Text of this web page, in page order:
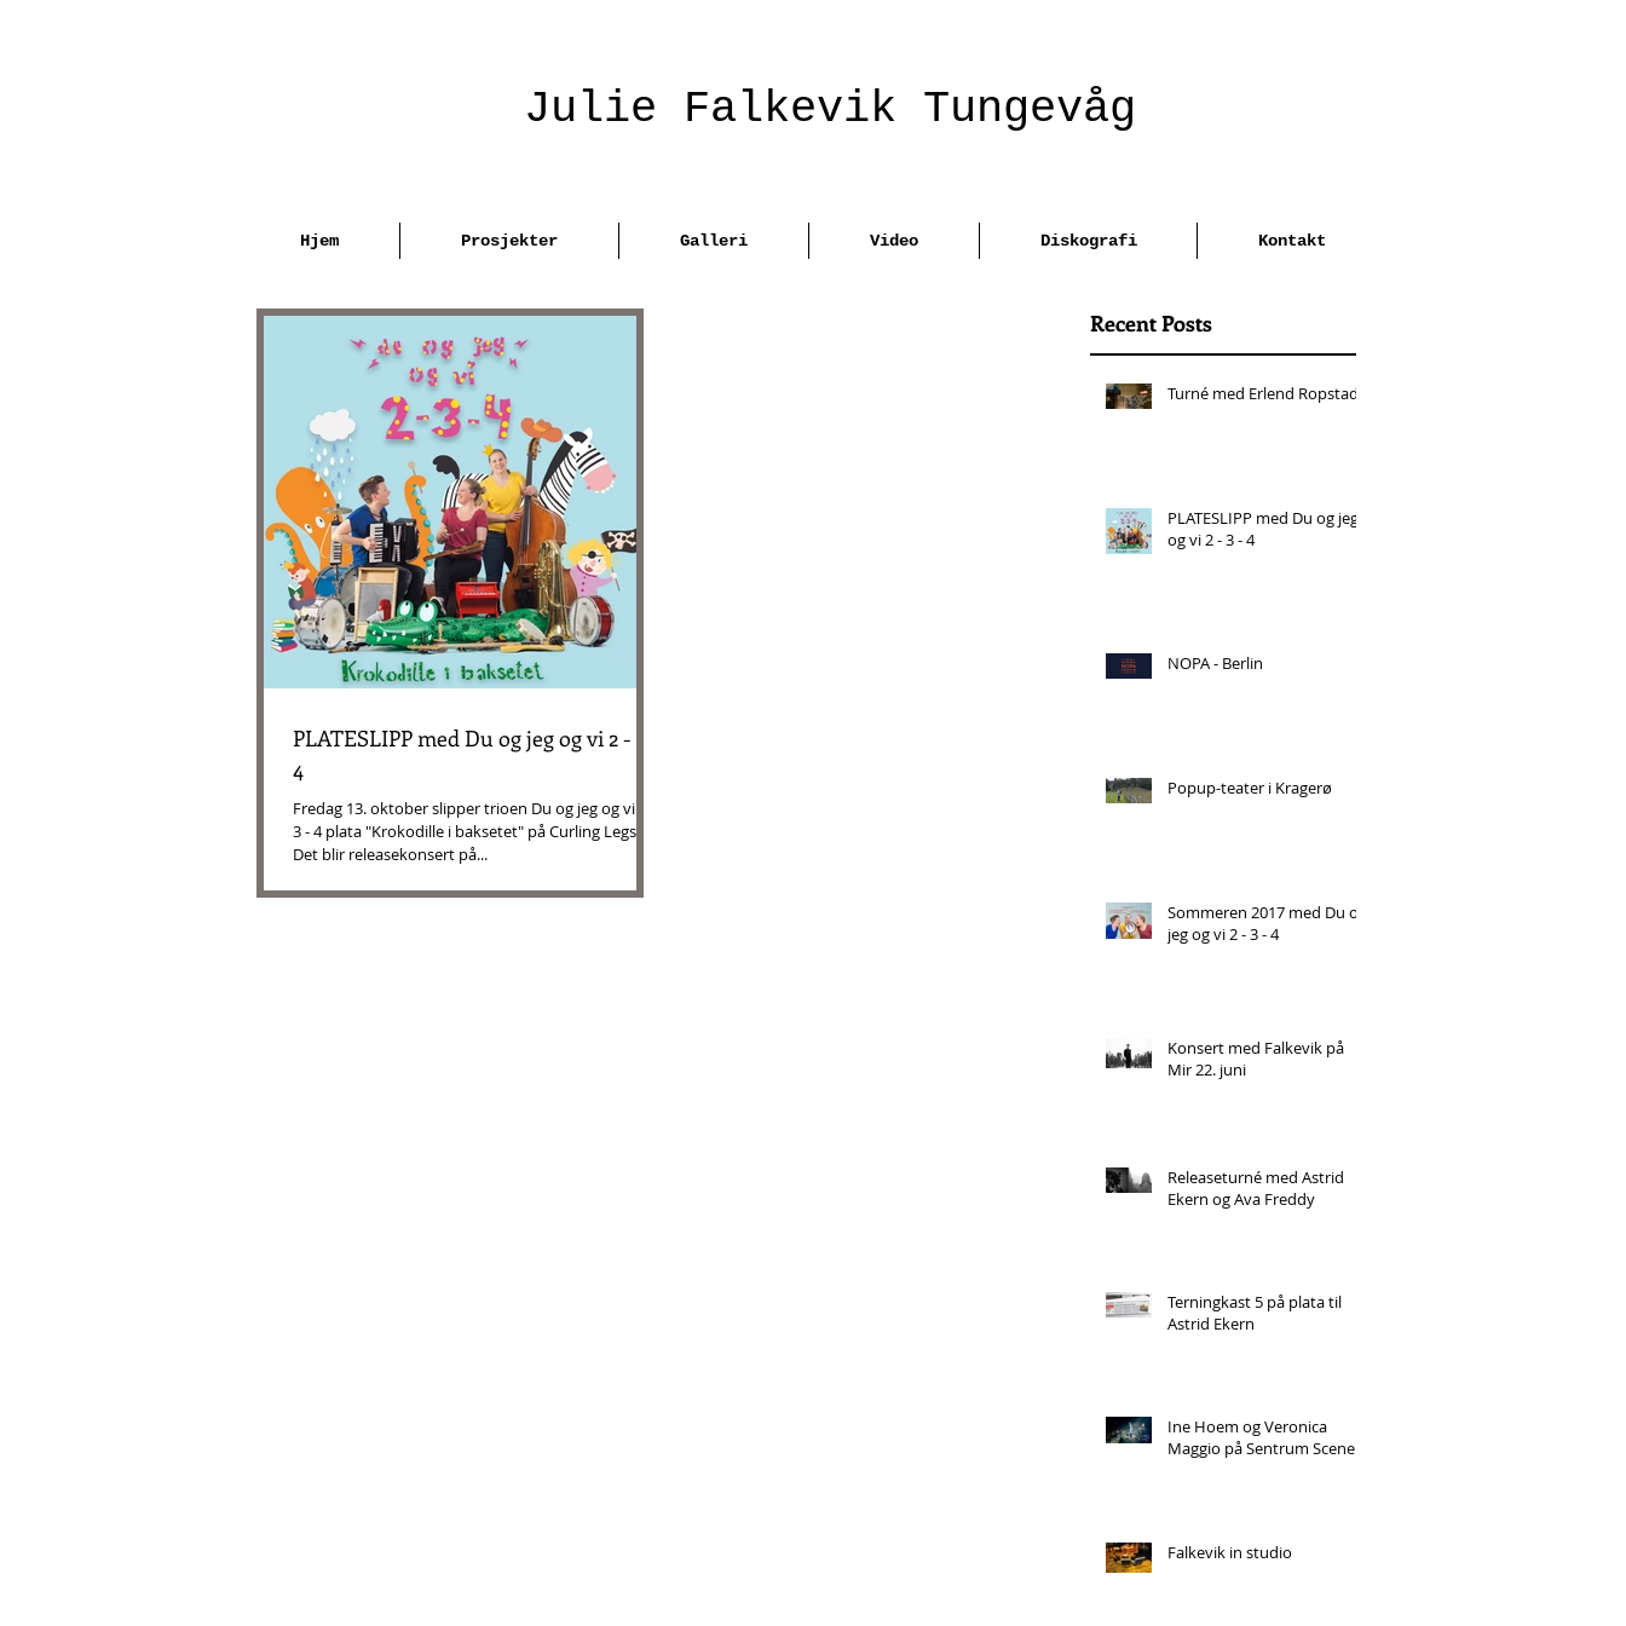
Julie Falkevik Tungevåg
Hjem Prosjekter Galleri Video Diskografi Kontakt
PLATESLIPP med Du og jeg og vi 2 - 3 -
4
Fredag 13. oktober slipper trioen Du og jeg og vi 2 -
3 - 4 plata "Krokodille i baksetet" på Curling Legs AS.
Det blir releasekonsert på...
Recent Posts
Turné med Erlend Ropstad
PLATESLIPP med Du og jeg
og vi 2 - 3 - 4
NOPA - Berlin
Popup-teater i Kragerø
Sommeren 2017 med Du og
jeg og vi 2 - 3 - 4
Konsert med Falkevik på
Mir 22. juni
Releaseturné med Astrid
Ekern og Ava Freddy
Terningkast 5 på plata til
Astrid Ekern
Ine Hoem og Veronica
Maggio på Sentrum Scene
Falkevik in studio